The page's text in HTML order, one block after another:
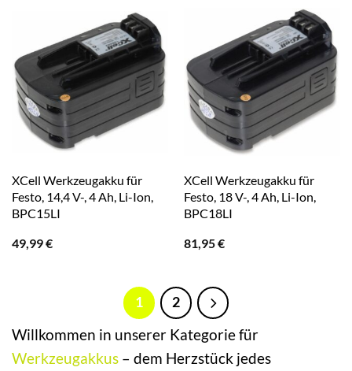
XCell Werkzeugakku für
Festo, 14,4 V-, 4 Ah, Li-Ion,
BPC15LI
49,99€
XCell Werkzeugakku für
Festo, 18 V-, 4 Ah, Li-Ion,
BPC18LI
81,95€
1 2
Willkommen in unserer Kategorie für
Werkzeugakkus – dem Herzstück jedes